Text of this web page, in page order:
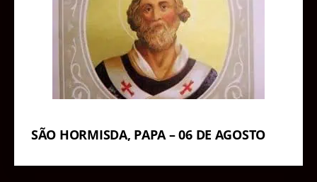
SÃO HORMISDA, PAPA – 06 DE AGOSTO